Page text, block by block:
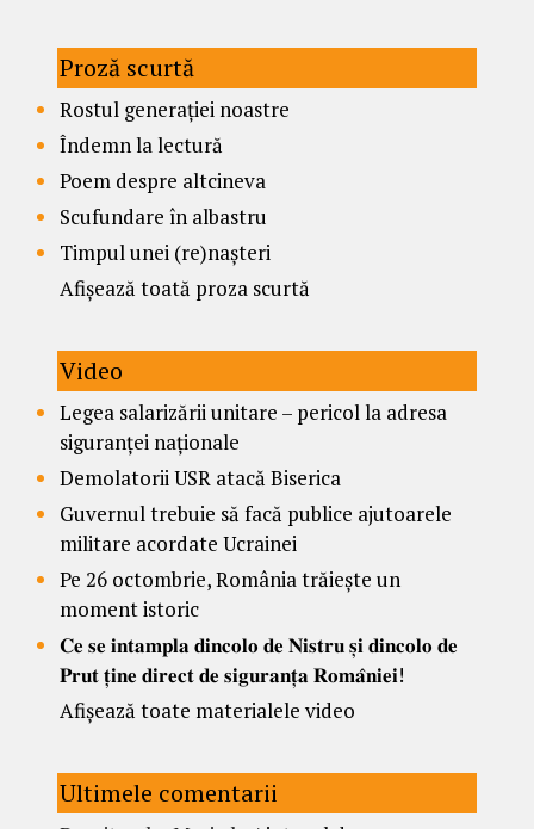
Proză scurtă
Rostul generației noastre
Îndemn la lectură
Poem despre altcineva
Scufundare în albastru
Timpul unei (re)nașteri
Afișează toată proza scurtă
Video
Legea salarizării unitare – pericol la adresa
siguranței naționale
Demolatorii USR atacă Biserica
Guvernul trebuie să facă publice ajutoarele
militare acordate Ucrainei
Pe 26 octombrie, România trăiește un
moment istoric
𝐂𝐞 𝐬𝐞 𝐢𝐧𝐭𝐚𝐦𝐩𝐥𝐚 𝐝𝐢𝐧𝐜𝐨𝐥𝐨 𝐝𝐞 𝐍𝐢𝐬𝐭𝐫𝐮 𝐬̦𝐢 𝐝𝐢𝐧𝐜𝐨𝐥𝐨 𝐝𝐞
𝐏𝐫𝐮𝐭 𝐭̦𝐢𝐧𝐞 𝐝𝐢𝐫𝐞𝐜𝐭 𝐝𝐞 𝐬𝐢𝐠𝐮𝐫𝐚𝐧𝐭̦𝐚 𝐑𝐨𝐦𝐚̂𝐧𝐢𝐞𝐢!
Afișează toate materialele video
Ultimele comentarii